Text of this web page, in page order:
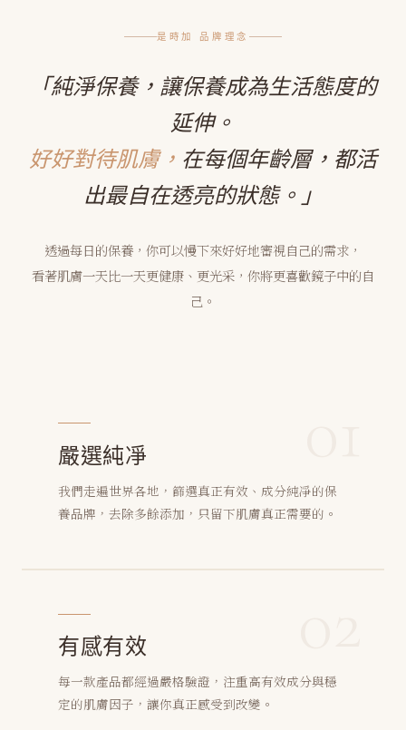
是時加 品牌理念
「純淨保養，讓保養成為生活態度的
延伸。
好好對待肌膚， 在每個年齡層，都活
出最自在透亮的狀態。」
透過每日的保養，你可以慢下來好好地審視自己的需求，
看著肌膚一天比一天更健康、更光采，你將更喜歡鏡子中的自
己。
嚴選純凈
我們走遍世界各地，篩選真正有效、成分純凈的保
養品牌，去除多餘添加，只留下肌膚真正需要的。
有感有效
每一款產品都經過嚴格驗證，注重高有效成分與穩
定的肌膚因子，讓你真正感受到改變。